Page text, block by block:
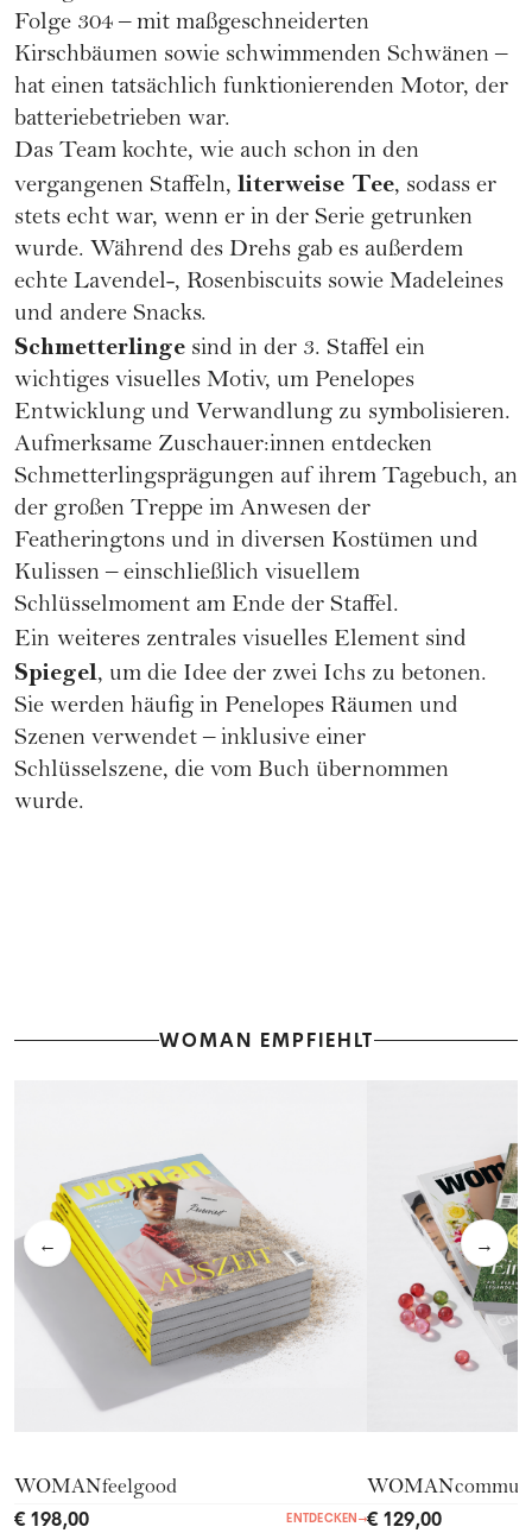
Folge 304 – mit maßgeschneiderten
Kirschbäumen sowie schwimmenden Schwänen –
hat einen tatsächlich funktionierenden Motor, der
batteriebetrieben war.
Das Team kochte, wie auch schon in den
vergangenen Staffeln, literweise Tee, sodass er
stets echt war, wenn er in der Serie getrunken
wurde. Während des Drehs gab es außerdem
echte Lavendel-, Rosenbiscuits sowie Madeleines
und andere Snacks.
Schmetterlinge sind in der 3. Staffel ein
wichtiges visuelles Motiv, um Penelopes
Entwicklung und Verwandlung zu symbolisieren.
Aufmerksame Zuschauer:innen entdecken
Schmetterlingsprägungen auf ihrem Tagebuch, an
der großen Treppe im Anwesen der
Featheringtons und in diversen Kostümen und
Kulissen – einschließlich visuellem
Schlüsselmoment am Ende der Staffel.
Ein weiteres zentrales visuelles Element sind
Spiegel, um die Idee der zwei Ichs zu betonen.
Sie werden häufig in Penelopes Räumen und
Szenen verwendet – inklusive einer
Schlüsselszene, die vom Buch übernommen
wurde.
WOMAN EMPFIEHLT
← →
WOMANfeelgood
€ 198,00 ENTDECKEN →€ 129,00